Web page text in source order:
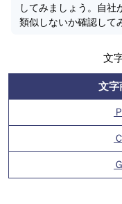
してみましょう。自社
類似しないか確認して
文
文字
Ｐ
Ｃ
Ｇ